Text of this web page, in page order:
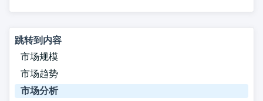
跳转到内容
市场规模
市场趋势
市场分析